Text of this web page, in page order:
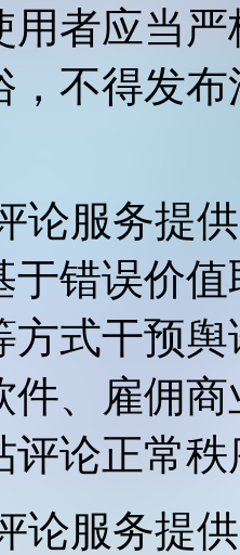
用者应当
，不得发
论服务提
于错误价
方式干预
件、雇佣
评论正常
论服务提